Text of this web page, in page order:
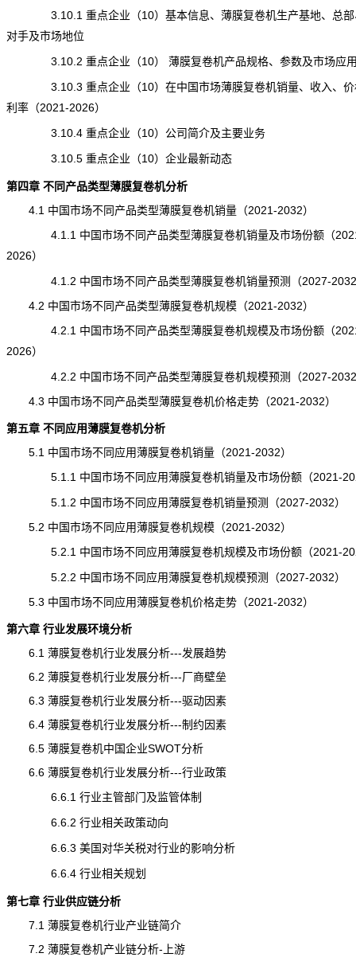
3.10.1 重点企业（10）基本信息、薄膜复卷机生产基地、总部
对手及市场地位
3.10.2 重点企业（10） 薄膜复卷机产品规格、参数及市场应
3.10.3 重点企业（10）在中国市场薄膜复卷机销量、收入、价
利率（2021-2026）
3.10.4 重点企业（10）公司简介及主要业务
3.10.5 重点企业（10）企业最新动态
第四章 不同产品类型薄膜复卷机分析
4.1 中国市场不同产品类型薄膜复卷机销量（2021-2032）
4.1.1 中国市场不同产品类型薄膜复卷机销量及市场份额（
2026）
4.1.2 中国市场不同产品类型薄膜复卷机销量预测（2027-
4.2 中国市场不同产品类型薄膜复卷机规模（2021-2032）
4.2.1 中国市场不同产品类型薄膜复卷机规模及市场份额（
2026）
4.2.2 中国市场不同产品类型薄膜复卷机规模预测（2027-
4.3 中国市场不同产品类型薄膜复卷机价格走势（2021-2032）
第五章 不同应用薄膜复卷机分析
5.1 中国市场不同应用薄膜复卷机销量（2021-2032）
5.1.1 中国市场不同应用薄膜复卷机销量及市场份额（2021-
5.1.2 中国市场不同应用薄膜复卷机销量预测（2027-2032）
5.2 中国市场不同应用薄膜复卷机规模（2021-2032）
5.2.1 中国市场不同应用薄膜复卷机规模及市场份额（2021-
5.2.2 中国市场不同应用薄膜复卷机规模预测（2027-2032）
5.3 中国市场不同应用薄膜复卷机价格走势（2021-2032）
第六章 行业发展环境分析
6.1 薄膜复卷机行业发展分析---发展趋势
6.2 薄膜复卷机行业发展分析---厂商壁垒
6.3 薄膜复卷机行业发展分析---驱动因素
6.4 薄膜复卷机行业发展分析---制约因素
6.5 薄膜复卷机中国企业SWOT分析
6.6 薄膜复卷机行业发展分析---行业政策
6.6.1 行业主管部门及监管体制
6.6.2 行业相关政策动向
6.6.3 美国对华关税对行业的影响分析
6.6.4 行业相关规划
第七章 行业供应链分析
7.1 薄膜复卷机行业产业链简介
7.2 薄膜复卷机产业链分析-上游